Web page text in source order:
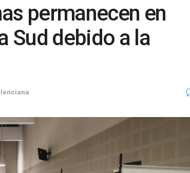
permanecen en
Sud debido a la